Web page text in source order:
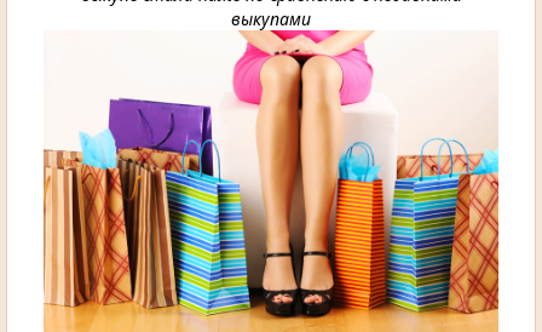
выкупами